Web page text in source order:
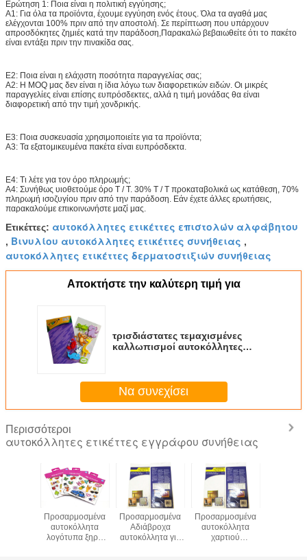
Ερώτηση 1: Ποια είναι η πολιτική εγγύησης;
Α1: Για όλα τα προϊόντα, έχουμε εγγύηση ενός έτους. Όλα τα αγαθά μας
ελέγχονται 100% πριν από την αποστολή. Σε περίπτωση που υπάρχουν
απροσδόκητες ζημιές κατά την παράδοση,Παρακαλώ βεβαιωθείτε ότι το πακέτο
είναι εντάξει πριν την πινακίδα σας.
Ε2: Ποια είναι η ελάχιστη ποσότητα παραγγελίας σας;
Α2: Η MOQ μας δεν είναι η ίδια λόγω των διαφορετικών ειδών. Οι μικρές
παραγγελίες είναι επίσης ευπρόσδεκτες, αλλά η τιμή μονάδας θα είναι
διαφορετική από την τιμή χονδρικής.
Ε3: Ποια συσκευασία χρησιμοποιείτε για τα προϊόντα;
Α3: Τα εξατομικευμένα πακέτα είναι ευπρόσδεκτα.
Ε4: Τι λέτε για τον όρο πληρωμής;
Α4: Συνήθως υιοθετούμε όρο T / T. 30% T / T προκαταβολικά ως κατάθεση, 70%
πληρωμή ισοζυγίου πριν από την παράδοση. Εάν έχετε άλλες ερωτήσεις,
παρακαλούμε επικοινωνήστε μαζί μας.
Ετικέττες: αυτοκόλλητες ετικέττες επιστολών αλφάβητου
, Βινυλίου αυτοκόλλητες ετικέττες συνήθειας ,
αυτοκόλλητες ετικέττες δερματοστιξιών συνήθειας
Αποκτήστε την καλύτερη τιμή για
τρισδιάστατες τεμαχισμένες
καλλωπισμοί αυτοκόλλητες
Να συνεχίσει
Περισσότεροι
αυτοκόλλητες ετικέττες εγγράφου συνήθειας
Προσαρμοσμένα
αυτοκόλλητα
λογότυπα ξηρή
Προσαρμοσμένα
Αδιάβροχα
αυτοκόλλητα για
Προσαρμοσμένα
αυτοκόλλητα
χαρτιού